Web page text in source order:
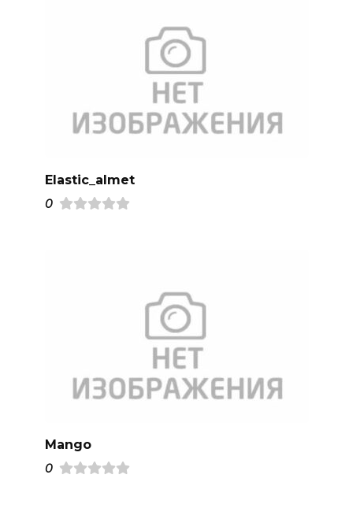
Elastic_almet
0
Mango
0